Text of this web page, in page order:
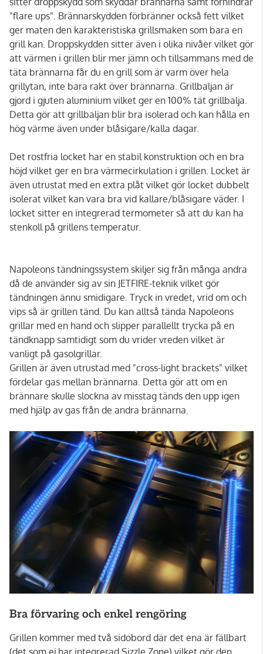
"flare ups". Brännarskydden förbränner också fett vilket
ger maten den karakteristiska grillsmaken som bara en
grill kan. Droppskydden sitter även i olika nivåer vilket gör
att värmen i grillen blir mer jämn och tillsammans med de
täta brännarna får du en grill som är varm över hela
grillytan, inte bara rakt över brännarna. Grillbaljan är
gjord i gjuten aluminium vilket ger en 100% tät grillbalja.
Detta gör att grillbaljan blir bra isolerad och kan hålla en
hög värme även under blåsigare/kalla dagar.
Det rostfria locket har en stabil konstruktion och en bra
höjd vilket ger en bra värmecirkulation i grillen. Locket är
även utrustat med en extra plåt vilket gör locket dubbelt
isolerat vilket kan vara bra vid kallare/blåsigare väder. I
locket sitter en integrerad termometer så att du kan ha
stenkoll på grillens temperatur.
Napoleons tändningssystem skiljer sig från många andra
då de använder sig av sin JETFIRE-teknik vilket gör
tändningen ännu smidigare. Tryck in vredet, vrid om och
vips så är grillen tänd. Du kan alltså tända Napoleons
grillar med en hand och slipper parallellt trycka på en
tändknapp samtidigt som du vrider vreden vilket är
vanligt på gasolgrillar.
Grillen är även utrustad med "cross-light brackets" vilket
fördelar gas mellan brännarna. Detta gör att om en
brännare skulle slockna av misstag tänds den upp igen
med hjälp av gas från de andra brännarna.
Bra förvaring och enkel rengöring
Grillen kommer med två sidobord där det ena är fällbart